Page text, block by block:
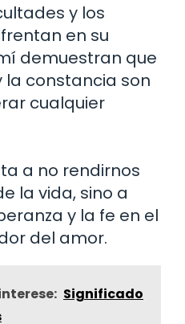
y los
en su
demuestran que
constancia son
cualquier
a no rendirnos
la vida, sino a
y la fe en el
del amor.
Significado